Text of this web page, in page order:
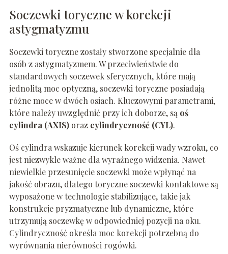
Soczewki toryczne w korekcji
astygmatyzmu
Soczewki toryczne zostały stworzone specjalnie dla
osób z astygmatyzmem. W przeciwieństwie do
standardowych soczewek sferycznych, które mają
jednolitą moc optyczną, soczewki toryczne posiadają
różne moce w dwóch osiach. Kluczowymi parametrami,
które należy uwzględnić przy ich doborze, są oś
cylindra (AXIS)oraz cylindryczność (CYL).
Oś cylindra wskazuje kierunek korekcji wady wzroku, co
jest niezwykle ważne dla wyraźnego widzenia. Nawet
niewielkie przesunięcie soczewki może wpłynąć na
jakość obrazu, dlatego toryczne soczewki kontaktowe są
wyposażone w technologie stabilizujące, takie jak
konstrukcje pryzmatyczne lub dynamiczne, które
utrzymują soczewkę w odpowiedniej pozycji na oku.
Cylindryczność określa moc korekcji potrzebną do
wyrównania nierówności rogówki.